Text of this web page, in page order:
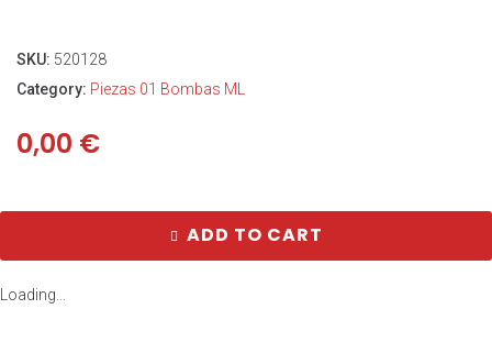
SKU: 520128
Category: Piezas 01 Bombas ML
0,00 €
ADD TO CART
Loading...